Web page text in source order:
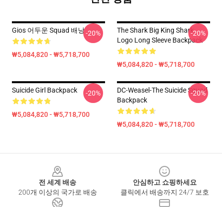
Gios 어두운 Squad 배낭
₩5,084,820 - ₩5,718,700
-20%
The Shark Big King Shark
Logo Long Sleeve Backpack
₩5,084,820 - ₩5,718,700
-20%
Suicide Girl Backpack
₩5,084,820 - ₩5,718,700
-20%
DC-Weasel-The Suicide Squad
Backpack
₩5,084,820 - ₩5,718,700
-20%
전 세계 배송
200개 이상의 국가로 배송
안심하고 쇼핑하세요
클릭에서 배송까지 24/7 보호